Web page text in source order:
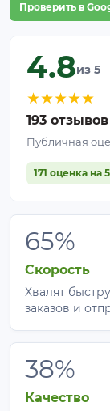
Проверить в
4.8из 5
★★★★★
193 отзывов
Публичная
171 оценка на
65%
Скорость
Хвалят
заказов и
38%
Качество